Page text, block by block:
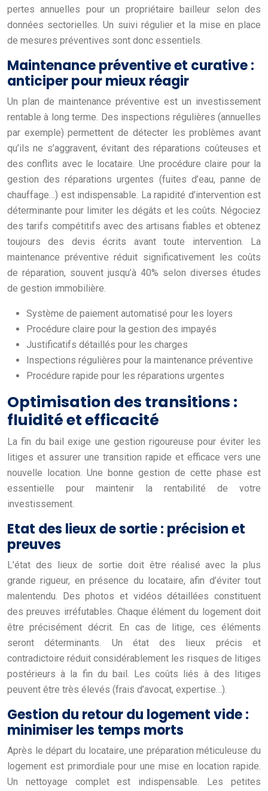
pertes annuelles pour un propriétaire bailleur selon des
données sectorielles. Un suivi régulier et la mise en place
de mesures préventives sont donc essentiels.
Maintenance préventive et curative :
anticiper pour mieux réagir
Un plan de maintenance préventive est un investissement
rentable à long terme. Des inspections régulières (annuelles
par exemple) permettent de détecter les problèmes avant
qu’ils ne s’aggravent, évitant des réparations coûteuses et
des conflits avec le locataire. Une procédure claire pour la
gestion des réparations urgentes (fuites d’eau, panne de
chauffage…) est indispensable. La rapidité d’intervention est
déterminante pour limiter les dégâts et les coûts. Négociez
des tarifs compétitifs avec des artisans fiables et obtenez
toujours des devis écrits avant toute intervention. La
maintenance préventive réduit significativement les coûts
de réparation, souvent jusqu’à 40% selon diverses études
de gestion immobilière.
Système de paiement automatisé pour les loyers
Procédure claire pour la gestion des impayés
Justificatifs détaillés pour les charges
Inspections régulières pour la maintenance préventive
Procédure rapide pour les réparations urgentes
Optimisation des transitions :
fluidité et efficacité
La fin du bail exige une gestion rigoureuse pour éviter les
litiges et assurer une transition rapide et efficace vers une
nouvelle location. Une bonne gestion de cette phase est
essentielle pour maintenir la rentabilité de votre
investissement.
Etat des lieux de sortie : précision et
preuves
L’état des lieux de sortie doit être réalisé avec la plus
grande rigueur, en présence du locataire, afin d’éviter tout
malentendu. Des photos et vidéos détaillées constituent
des preuves irréfutables. Chaque élément du logement doit
être précisément décrit. En cas de litige, ces éléments
seront déterminants. Un état des lieux précis et
contradictoire réduit considérablement les risques de litiges
postérieurs à la fin du bail. Les coûts liés à des litiges
peuvent être très élevés (frais d’avocat, expertise…).
Gestion du retour du logement vide :
minimiser les temps morts
Après le départ du locataire, une préparation méticuleuse du
logement est primordiale pour une mise en location rapide.
Un nettoyage complet est indispensable. Les petites